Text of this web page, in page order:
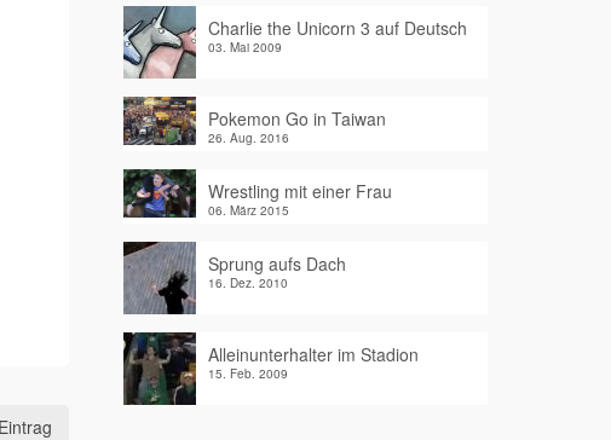
Charlie the Unicorn 3 auf Deutsch
03. Mai 2009
Pokemon Go in Taiwan
26. Aug. 2016
Wrestling mit einer Frau
06. März 2015
Sprung aufs Dach
16. Dez. 2010
Alleinunterhalter im Stadion
15. Feb. 2009